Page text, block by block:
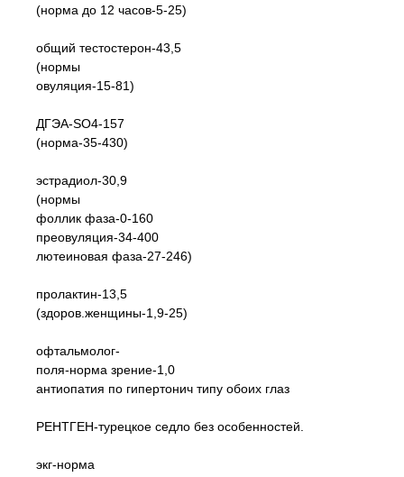
(норма до 12 часов-5-25)
общий тестостерон-43,5
(нормы
овуляция-15-81)
ДГЭА-SO4-157
(норма-35-430)
эстрадиол-30,9
(нормы
фоллик фаза-0-160
преовуляция-34-400
лютеиновая фаза-27-246)
пролактин-13,5
(здоров.женщины-1,9-25)
офтальмолог-
поля-норма зрение-1,0
антиопатия по гипертонич типу обоих глаз
РЕНТГЕН-турецкое седло без особенностей.
экг-норма